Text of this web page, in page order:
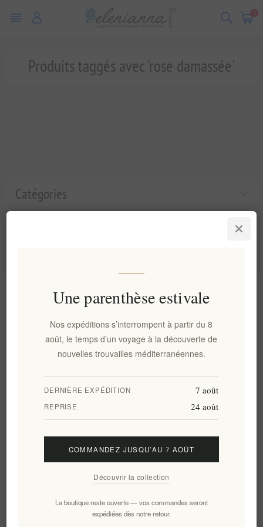
0
Catégories
Produits taggés avec 'rose damassée'
Information
Mon compte
S'abonner Se désinscrire
Une parenthèse estivale
Nos expéditions s’interrompent à partir du 8
août, le temps d’un voyage à la découverte de
nouvelles trouvailles méditerranéennes.
DERNIÈRE EXPÉDITION 7 août
REPRISE 24 août
COMMANDEZ JUSQU’AU 7 AOÛT
Découvrir la collection
La boutique reste ouverte — vos commandes seront
expédiées dès notre retour.